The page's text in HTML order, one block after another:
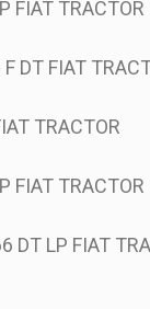
FIAT TRACTOR
DT FIAT
TRACTOR
FIAT TRACTOR
DT LP FIAT